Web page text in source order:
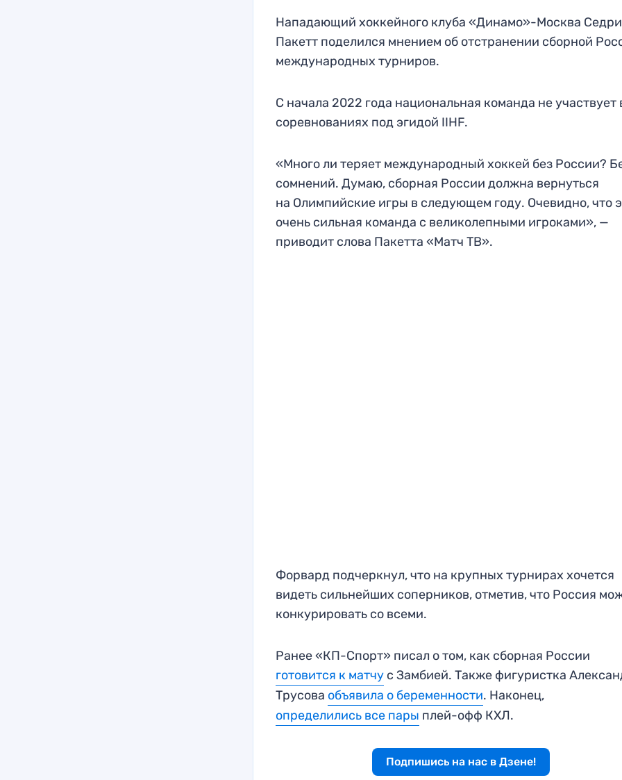
Нападающий хоккейного клуба «Динамо»-Москва
Пакетт поделился мнением об отстранении сборной
международных турниров.
С начала 2022 года национальная команда не участвует
соревнованиях под эгидой IIHF.
«Много ли теряет международный хоккей без России?
сомнений. Думаю, сборная России должна вернуться
на Олимпийские игры в следующем году. Очевидно, что
очень сильная команда с великолепными игроками», —
приводит слова Пакетта «Матч ТВ».
Форвард подчеркнул, что на крупных турнирах хочется
видеть сильнейших соперников, отметив, что Россия
конкурировать со всеми.
Ранее «КП-Спорт» писал о том, как сборная России
готовится к матчу с Замбией. Также фигуристка
Трусова объявила о беременности. Наконец,
определились все пары плей-офф КХЛ.
Подпишись на нас в Дзене!